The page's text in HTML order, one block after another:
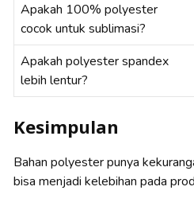
Apakah 100% polyester
cocok untuk sublimasi?
Apakah polyester spandex
lebih lentur?
Kesimpulan
Bahan polyester punya
bisa menjadi kelebihan pada